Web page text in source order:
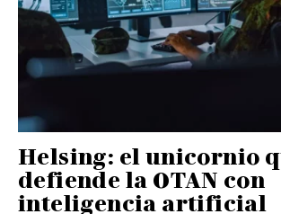
Helsing: el unicornio
defiende la OTAN con
inteligencia artificial